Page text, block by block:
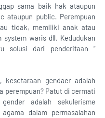
sama baik hak ataupun
ataupun public. Perempuan
tidak, memiliki anak atau
waris dll. Kedudukan
solusi dari penderitaan “
kesetaraan gendaer adalah
perempuan? Patut di cermati
adalah sekulerisme
dalam permasalahan